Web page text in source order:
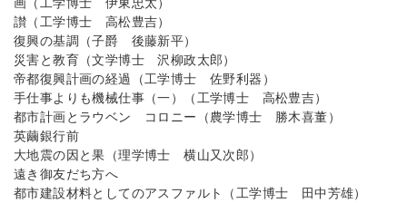
讃（工学博士 高松豊吉）
復興の基調（子爵 後藤新平）
災害と教育（文学博士 沢柳政太郎）
帝都復興計画の経過（工学博士 佐野利器）
手仕事よりも機械仕事（一）（工学博士 高松豊吉）
都市計画とラウベン コロニー（農学博士 勝木喜董）
英繭銀行前
大地震の因と果（理学博士 横山又次郎）
遠き御友だち方へ
都市建設材料としてのアスファルト（工学博士 田中芳雄）